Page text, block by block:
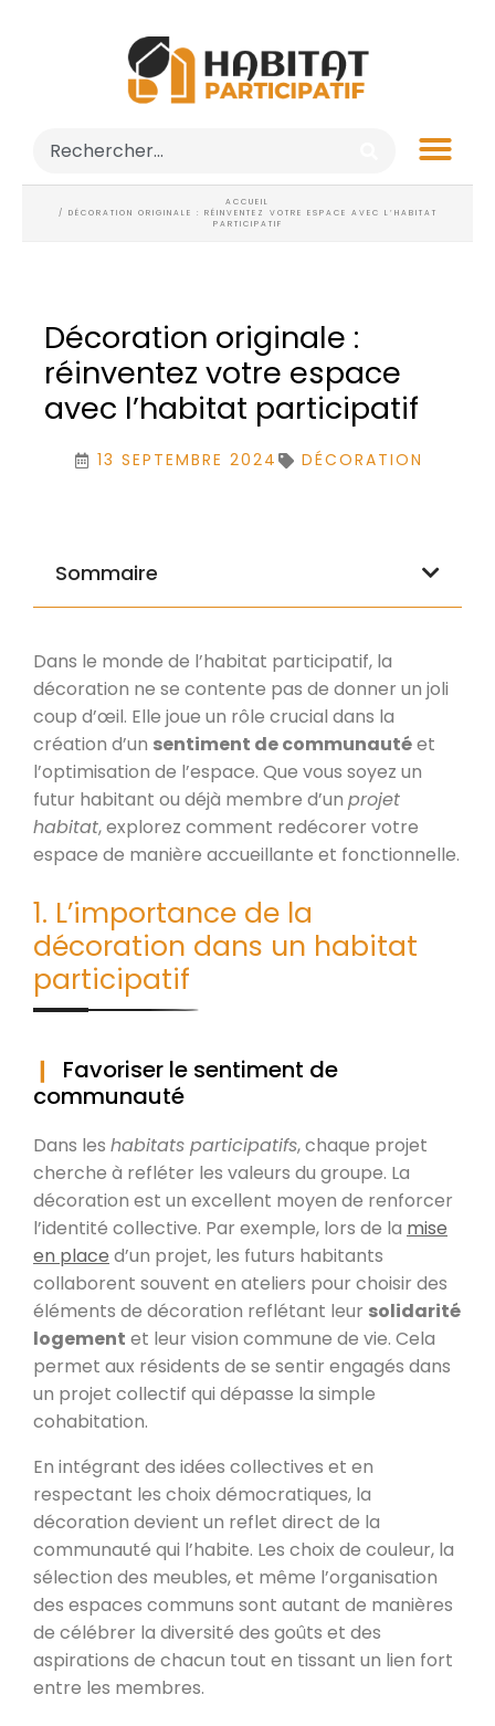
ACCUEIL
/ DÉCORATION ORIGINALE : RÉINVENTEZ VOTRE ESPACE AVEC L’HABITAT
PARTICIPATIF
Décoration originale :
réinventez votre espace
avec l’habitat participatif
13 SEPTEMBRE 2024 DÉCORATION
Sommaire
Dans le monde de l’habitat participatif, la
décoration ne se contente pas de donner un joli
coup d’œil. Elle joue un rôle crucial dans la
création d’un sentiment de communautéet
l’optimisation de l’espace. Que vous soyez un
futur habitant ou déjà membre d’un projet
habitat, explorez comment redécorer votre
espace de manière accueillante et fonctionnelle.
1. L’importance de la
décoration dans un habitat
participatif
Favoriser le sentiment de
communauté
Dans les habitats participatifs, chaque projet
cherche à refléter les valeurs du groupe. La
décoration est un excellent moyen de renforcer
l’identité collective. Par exemple, lors de la mise
en place d’un projet, les futurs habitants
collaborent souvent en ateliers pour choisir des
éléments de décoration reflétant leur solidarité
logement et leur vision commune de vie. Cela
permet aux résidents de se sentir engagés dans
un projet collectif qui dépasse la simple
cohabitation.
En intégrant des idées collectives et en
respectant les choix démocratiques, la
décoration devient un reflet direct de la
communauté qui l’habite. Les choix de couleur, la
sélection des meubles, et même l’organisation
des espaces communs sont autant de manières
de célébrer la diversité des goûts et des
aspirations de chacun tout en tissant un lien fort
entre les membres.